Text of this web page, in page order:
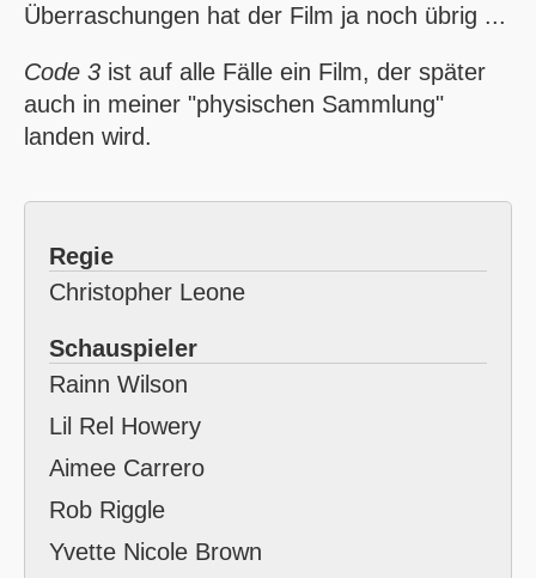
Überraschungen hat der Film ja noch übrig ...
Code 3 ist auf alle Fälle ein Film, der später
auch in meiner "physischen Sammlung"
landen wird.
Regie
Christopher Leone
Schauspieler
Rainn Wilson
Lil Rel Howery
Aimee Carrero
Rob Riggle
Yvette Nicole Brown